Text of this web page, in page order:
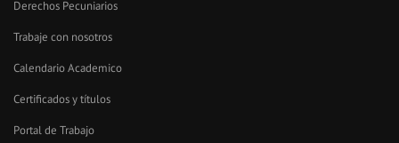
Derechos Pecuniarios
Trabaje con nosotros
Calendario Academico
Certificados y títulos
Portal de Trabajo